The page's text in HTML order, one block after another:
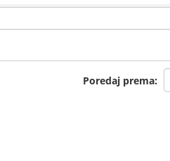
Poredaj prema